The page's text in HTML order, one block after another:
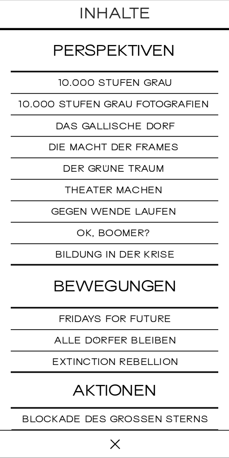
INHALTE
10.000 STUFEN GRAU
10.000 STUFEN GRAU FOTOGRAFIEN
DAS GALLISCHE DORF
DIE MACHT DER FRAMES
DER GRÜNE TRAUM
THEATER MACHEN
GEGEN WENDE LAUFEN
OK, BOOMER?
BILDUNG IN DER KRISE
FRIDAYS FOR FUTURE
ALLE DÖRFER BLEIBEN
EXTINCTION REBELLION
BLOCKADE DES GROSSEN STERNS
ALLE DÖRFER BLEIBEN-FLASHMOB
PERSPEKTIVEN
BEWEGUNGEN
AKTIONEN